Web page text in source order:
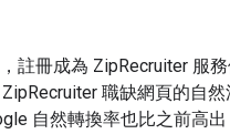
註冊成為 ZipRecruiter 服
職缺網頁的自
自然轉換率也比之前高